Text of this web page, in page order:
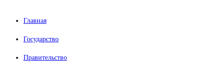
Главная
Государство
Правительство